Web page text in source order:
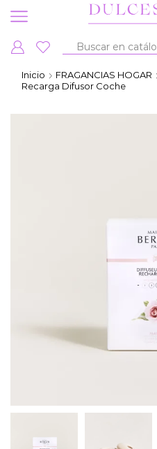
Inicio FRAGANCIAS HOGAR
Recarga Difusor Coche